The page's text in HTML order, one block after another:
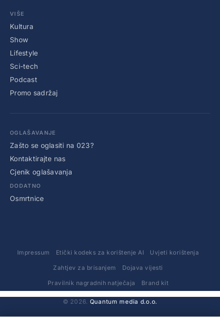
VIŠE
Kultura
Show
Lifestyle
Sci-tech
Podcast
Promo sadržaj
OGLAŠAVANJE
Zašto se oglasiti na 023?
Kontaktirajte nas
Cjenik oglašavanja
DODATNO
Osmrtnice
Impressum Etički kodeks za korištenje AI Uvjeti korištenja
Zahtjev za brisanjem Dojava vijesti
Pravilnik nagradnih natječaja Brand kit
© 2026. Quantum media d.o.o.